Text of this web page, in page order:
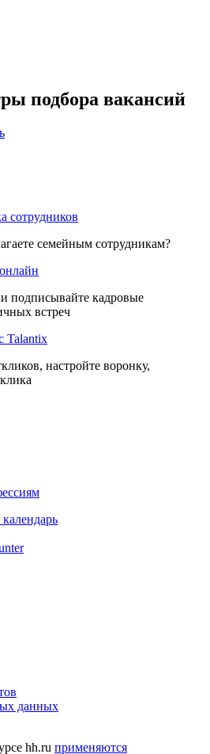
подбора вакансий
сотрудников
семейным сотрудникам?
подписывайте кадровые
встреч
Talantix
настройте воронку,
данных
hh.ru применяются